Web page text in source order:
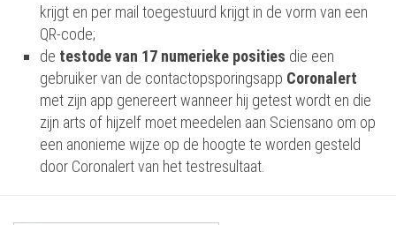
krijgt en per mail toegestuurd krijgt in de vorm van een
QR-code;
de testode van 17 numerieke posities die een
gebruiker van de contactopsporingsapp Coronalert
met zijn app genereert wanneer hij getest wordt en die
zijn arts of hijzelf moet meedelen aan Sciensano om op
een anonieme wijze op de hoogte te worden gesteld
door Coronalert van het testresultaat.